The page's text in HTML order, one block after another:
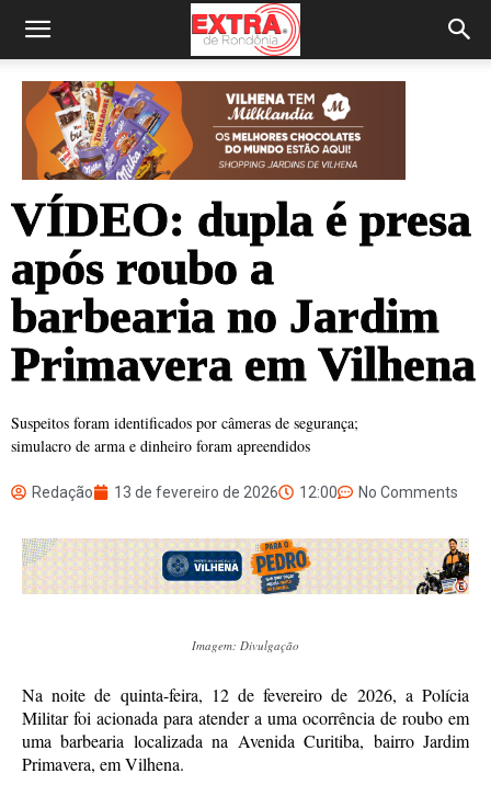
VÍDEO: dupla é presa
após roubo a
barbearia no Jardim
Primavera em Vilhena
Suspeitos foram identificados por câmeras de segurança;
simulacro de arma e dinheiro foram apreendidos
Redação 13 de fevereiro de 2026 12:00 No Comments
Imagem: Divulgação
Na noite de quinta-feira, 12 de fevereiro de 2026, a Polícia
Militar foi acionada para atender a uma ocorrência de roubo em
uma barbearia localizada na Avenida Curitiba, bairro Jardim
Primavera, em Vilhena.